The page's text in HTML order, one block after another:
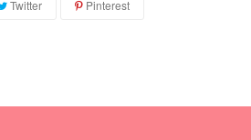
Twitter Pinterest